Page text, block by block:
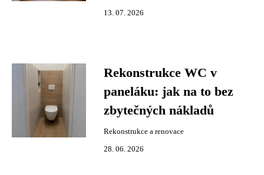
13. 07. 2026
Rekonstrukce WC v
paneláku: jak na to bez
zbytečných nákladů
Rekonstrukce a renovace
28. 06. 2026